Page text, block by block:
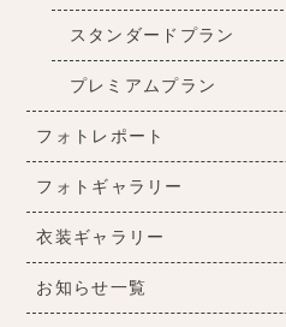
スタンダードプラン
プレミアムプラン
フォトレポート
フォトギャラリー
衣装ギャラリー
お知らせ一覧